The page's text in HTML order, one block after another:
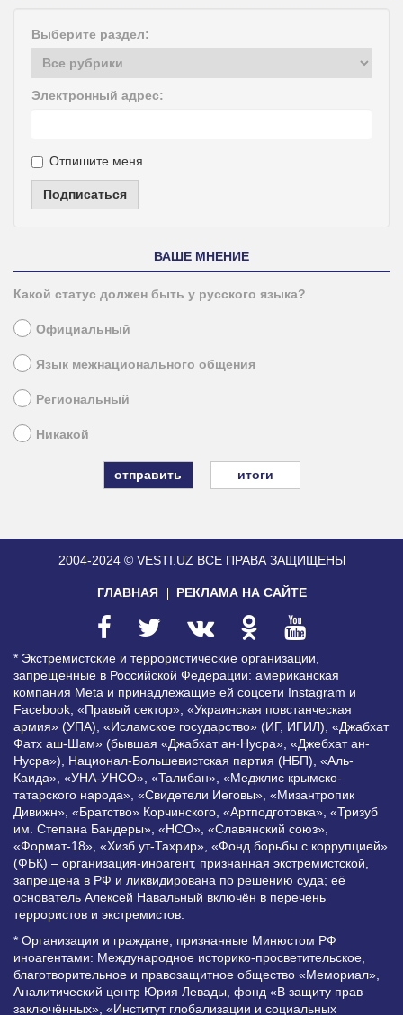
Выберите раздел:
Электронный адрес:
Отпишите меня
Подписаться
ВАШЕ МНЕНИЕ
Какой статус должен быть у русского языка?
Официальный
Язык межнационального общения
Региональный
Никакой
итоги
2004-2024 © VESTI.UZ ВСЕ ПРАВА ЗАЩИЩЕНЫ
ГЛАВНАЯ РЕКЛАМА НА САЙТЕ
* Экстремистские и террористические организации,
запрещенные в Российской Федерации: американская
компания Meta и принадлежащие ей соцсети Instagram и
Facebook, «Правый сектор», «Украинская повстанческая
армия» (УПА), «Исламское государство» (ИГ, ИГИЛ), «Джабхат
Фатх аш-Шам» (бывшая «Джабхат ан-Нусра», «Джебхат ан-
Нусра»), Национал-Большевистская партия (НБП), «Аль-
Каида», «УНА-УНСО», «Талибан», «Меджлис крымско-
татарского народа», «Свидетели Иеговы», «Мизантропик
Дивижн», «Братство» Корчинского, «Артподготовка», «Тризуб
им. Степана Бандеры», «НСО», «Славянский союз»,
«Формат-18», «Хизб ут-Тахрир», «Фонд борьбы с коррупцией»
(ФБК) – организация-иноагент, признанная экстремистской,
запрещена в РФ и ликвидирована по решению суда; её
основатель Алексей Навальный включён в перечень
террористов и экстремистов.
* Организации и граждане, признанные Минюстом РФ
иноагентами: Международное историко-просветительское,
благотворительное и правозащитное общество «Мемориал»,
Аналитический центр Юрия Левады, фонд «В защиту прав
заключённых», «Институт глобализации и социальных